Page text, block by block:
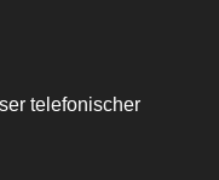
telefonischer